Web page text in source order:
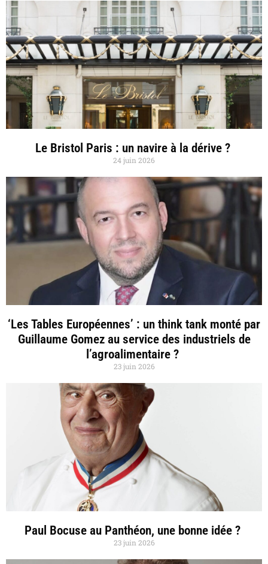
Le Bristol Paris : un navire à la dérive ?
24 juin 2026
‘Les Tables Européennes’ : un think tank monté par
Guillaume Gomez au service des industriels de
l’agroalimentaire ?
23 juin 2026
Paul Bocuse au Panthéon, une bonne idée ?
23 juin 2026